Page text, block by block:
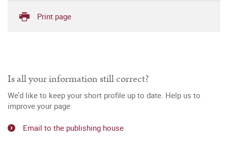
Print page
Is all your information still correct?
We’d like to keep your short profile up to date. Help us to
improve your page.
Email to the publishing house